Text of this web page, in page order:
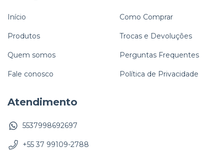
Início
Produtos
Quem somos
Fale conosco
Como Comprar
Trocas e Devoluções
Perguntas Frequentes
Política de Privacidade
Atendimento
5537998692697
+55 37 99109-2788